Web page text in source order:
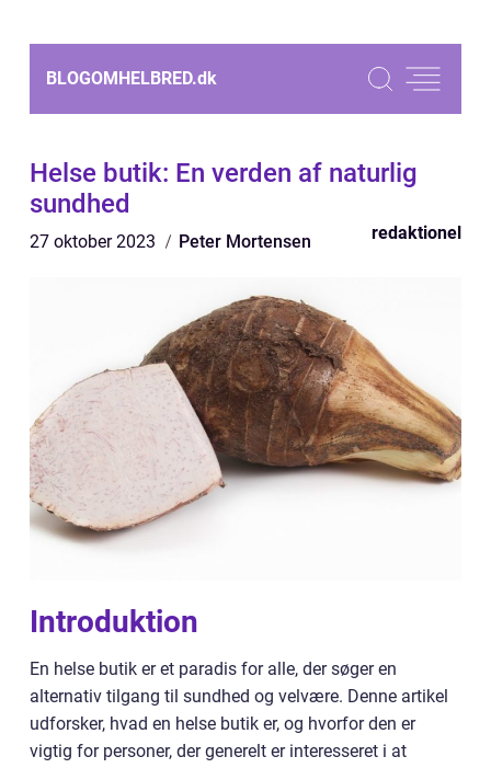
BLOGOMHELBRED.dk
Helse butik: En verden af naturlig
sundhed
27 oktober 2023 Peter Mortensen redaktionel
Introduktion
En helse butik er et paradis for alle, der søger en
alternativ tilgang til sundhed og velvære. Denne artikel
udforsker, hvad en helse butik er, og hvorfor den er
vigtig for personer, der generelt er interesseret i at